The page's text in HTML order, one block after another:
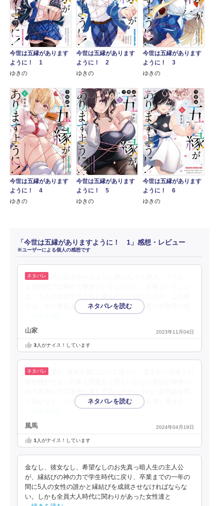
今世は五縁があります
ように！ 1
ゆきの
今世は五縁があります
ように！ 2
ゆきの
今世は五縁があります
ように！ 3
ゆきの
今世は五縁があります
ように！ 4
ゆきの
今世は五縁があります
ように！ 5
ゆきの
今世は五縁があります
ように！ 6
ゆきの
「今世は五縁がありますように！ 1」感想・レビュー
※ユーザーによる個人の感想です
では、まだ事実上は２人しか出てこない。更に弁財天の使
山家 2023年11月04日
3人がナイス！しています
く気がなく、一方的に否定して自分の意見を押し通そう
風馬 2024年04月19日
1 人がナイス！しています
金なし、彼女なし、希望なしのお先真っ暗人生の主人公
が、縁結びの神の力で学生時代に戻り、卒業までの一年の
間に5人の女性の誰かと縁結びを成就させなければならな
い。しかも全員大人時代に関わりがあった女性達と